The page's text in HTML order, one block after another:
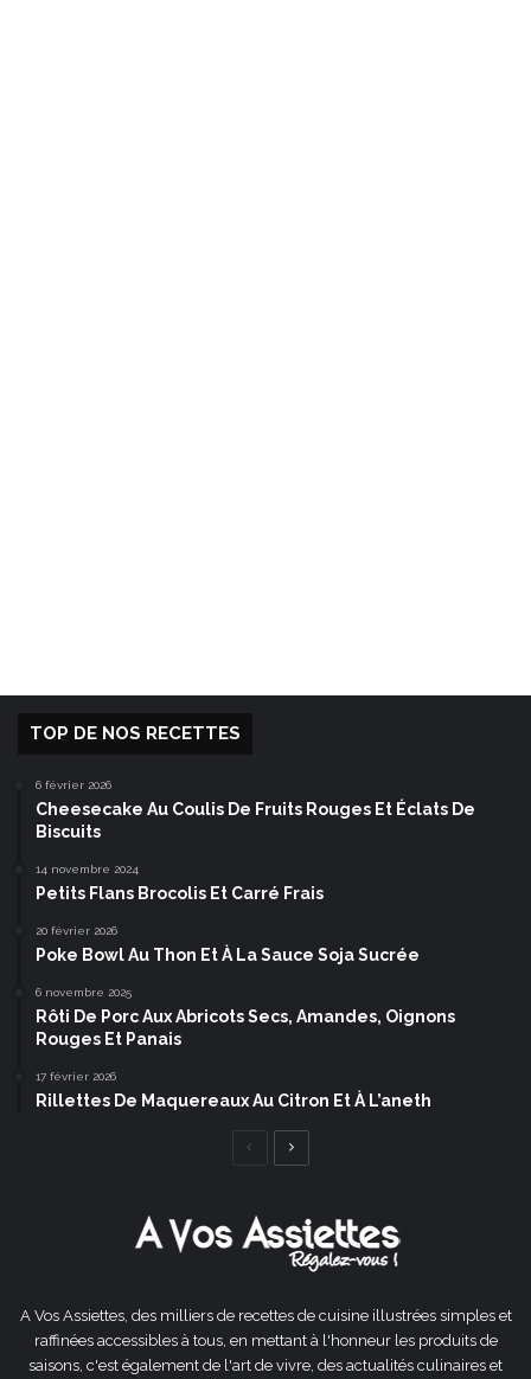
TOP DE NOS RECETTES
6 février 2026
Cheesecake Au Coulis De Fruits Rouges Et Éclats De
Biscuits
14 novembre 2024
Petits Flans Brocolis Et Carré Frais
20 février 2026
Poke Bowl Au Thon Et À La Sauce Soja Sucrée
6 novembre 2025
Rôti De Porc Aux Abricots Secs, Amandes, Oignons
Rouges Et Panais
17 février 2026
Rillettes De Maquereaux Au Citron Et À L’aneth
Page
A Vos Assiettes, des milliers de recettes de cuisine illustrées simples et
raffinées accessibles à tous, en mettant à l'honneur les produits de
saisons, c'est également de l'art de vivre, des actualités culinaires et